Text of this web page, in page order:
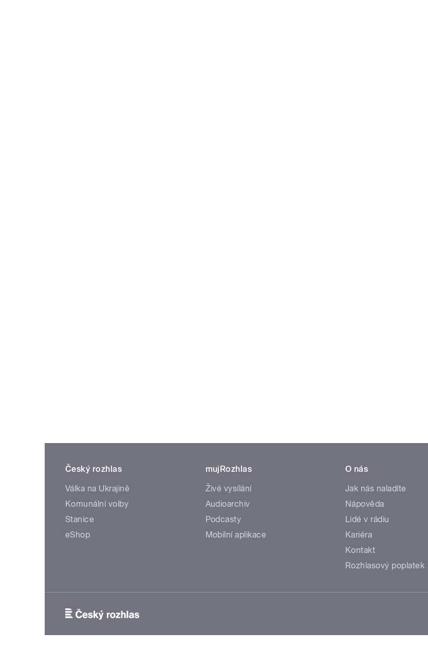
Český rozhlas
Válka na Ukrajině
Komunální volby
Stanice
eShop
mujRozhlas
Živé vysílání
Audioarchiv
Podcasty
Mobilní aplikace
O nás
Jak nás naladíte
Nápověda
Lidé v rádiu
Kariéra
Kontakt
Rozhlasový poplatek